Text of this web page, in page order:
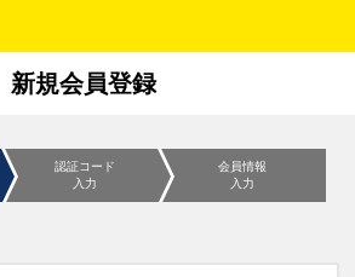
新規会員登録
認証コード
入力
会員情報
入力